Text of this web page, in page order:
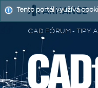
CAD FÓRUM - TIPY
Tento portál využívá